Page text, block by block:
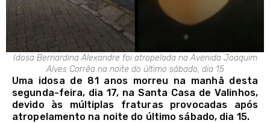
Idosa Bernardina Alexandre foi atropelada na Avenida Joaquim
Alves Corrêa na noite do último sábado, dia 15
Uma idosa de 81 anos morreu na manhã desta
segunda-feira, dia 17, na Santa Casa de Valinhos,
devido às múltiplas fraturas provocadas após
atropelamento na noite do último sábado, dia 15.